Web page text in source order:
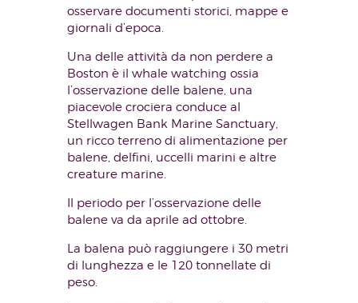
osservare documenti storici, mappe e
giornali d’epoca.
Una delle attività da non perdere a
Boston è il whale watching ossia
l’osservazione delle balene, una
piacevole crociera conduce al
Stellwagen Bank Marine Sanctuary,
un ricco terreno di alimentazione per
balene, delfini, uccelli marini e altre
creature marine.
Il periodo per l’osservazione delle
balene va da aprile ad ottobre.
La balena può raggiungere i 30 metri
di lunghezza e le 120 tonnellate di
peso.